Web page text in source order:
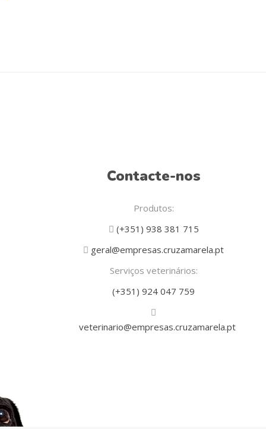
Contacte-nos
Produtos:
(+351) 938 381 715
geral@empresas.cruzamarela.pt
Serviços veterinários:
(+351) 924 047 759
veterinario@empresas.cruzamarela.pt